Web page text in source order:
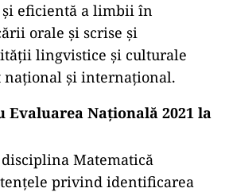
şi eficientă a limbii în
orale și scrise și
lingvistice și culturale
și internațional.
Evaluarea Națională 2021 la
Matematică
privind identificarea